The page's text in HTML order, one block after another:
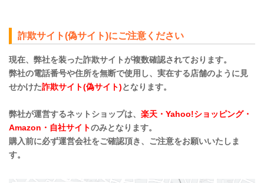
詐欺サイト(偽サイト)にご注意ください
現在、弊社を装った詐欺サイトが複数確認されております。
弊社の電話番号や住所を無断で使用し、実在する店舗のように見
せかけた詐欺サイト(偽サイト)となります。
弊社が運営するネットショップは、 楽天・Yahoo!ショッピング・
Amazon・自社サイトのみとなります。
購入前に必ず運営会社をご確認頂き、ご注意をお願いいたしま
す。